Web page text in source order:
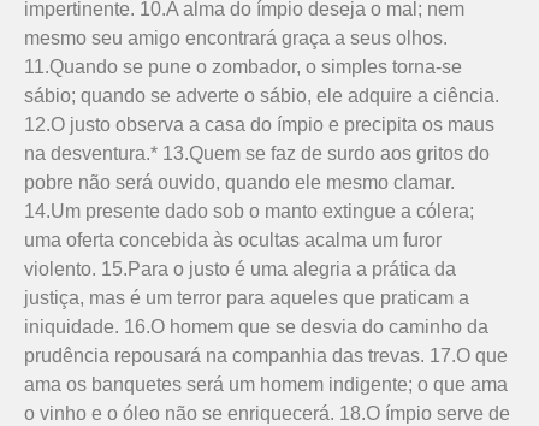
impertinente. 10.A alma do ímpio deseja o mal; nem
mesmo seu amigo encontrará graça a seus olhos.
11.Quando se pune o zombador, o simples torna-se
sábio; quando se adverte o sábio, ele adquire a ciência.
12.O justo observa a casa do ímpio e precipita os maus
na desventura.* 13.Quem se faz de surdo aos gritos do
pobre não será ouvido, quando ele mesmo clamar.
14.Um presente dado sob o manto extingue a cólera;
uma oferta concebida às ocultas acalma um furor
violento. 15.Para o justo é uma alegria a prática da
justiça, mas é um terror para aqueles que praticam a
iniquidade. 16.O homem que se desvia do caminho da
prudência repousará na companhia das trevas. 17.O que
ama os banquetes será um homem indigente; o que ama
o vinho e o óleo não se enriquecerá. 18.O ímpio serve de